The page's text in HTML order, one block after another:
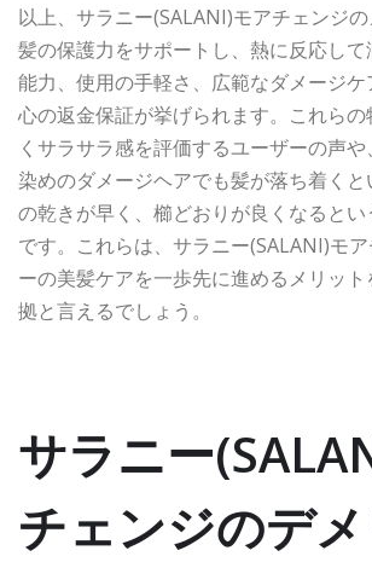
以上、サラニー(SALANI)モアチェンジの
髪の保護力をサポートし、熱に反応し
能力、使用の手軽さ、広範なダメージ
心の返金保証が挙げられます。これら
くサラサラ感を評価するユーザーの声
染めのダメージヘアでも髪が落ち着く
の乾きが早く、櫛どおりが良くなると
です。これらは、サラニー(SALANI)モ
ーの美髪ケアを一歩先に進めるメリッ
拠と言えるでしょう。
サラニー
チェンジのデ